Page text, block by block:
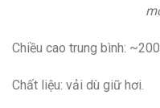
Chiều cao trung bình:
Chất liệu: vải dù giữ hơi.